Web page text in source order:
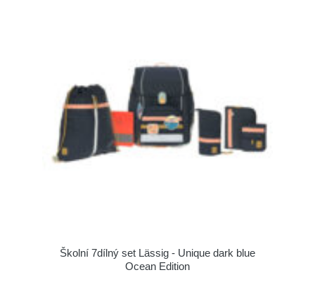
Školní 7dílný set Lässig - Unique dark blue
Ocean Edition